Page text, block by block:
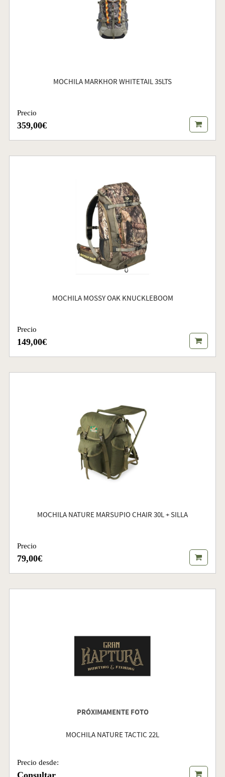
MOCHILA MARKHOR WHITETAIL 35LTS
Precio
359,00€
MOCHILA MOSSY OAK KNUCKLEBOOM
Precio
149,00€
MOCHILA NATURE MARSUPIO CHAIR 30L + SILLA
Precio
79,00€
PRÓXIMAMENTE FOTO
MOCHILA NATURE TACTIC 22L
Precio desde: